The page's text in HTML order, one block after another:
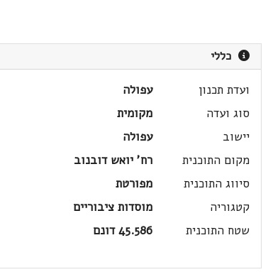
כללי
ועדת תכנון
עפולה
סוג ועדה
מקומית
יישוב
עפולה
מקום התוכנית
רח' יואש דובנוב
סיווג התוכנית
מפורטת
קטגוריה
מוסדות ציבוריים
שטח התוכנית
45.586 דונם